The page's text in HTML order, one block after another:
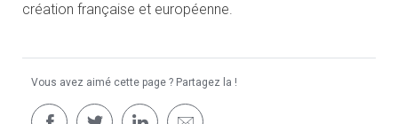
création française et européenne.
Vous avez aimé cette page ? Partagez la !